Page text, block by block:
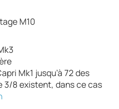
M10
Mk1 jusqu’à 72 des
3/8 existent, dans ce cas